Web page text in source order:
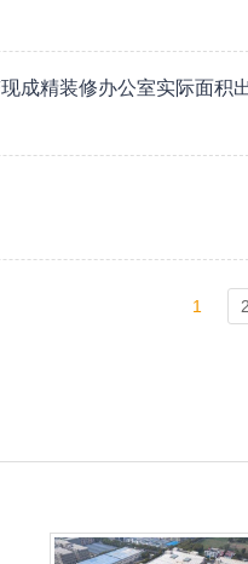
成精装修办公室实际面积
1